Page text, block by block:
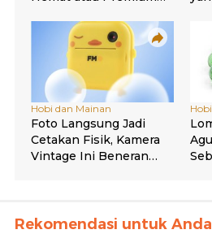
Rekomendasi untuk Anda